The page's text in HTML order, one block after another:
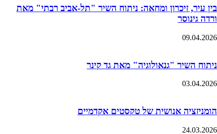
בין עיר, זיכרון ומחאה: ניתוח השיר "תל-אביב רבתי" מאת
ורדה גינוסר
09.04.2026
ניתוח השיר "גנאולוגיה" מאת גד קינר
03.04.2026
הומניזציה אנושית של טקסטים אקדמיים
24.03.2026